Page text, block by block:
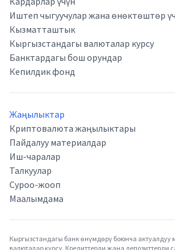
Иштеп чыгуучулар жана өнөктөштөр
Кызматташтык
Кыргызстандагы валюталар курсу
Банктардагы бош орундар
Кепилдик фонд
Жаңылыктар
Криптовалюта жаңылыктары
Пайдалуу материалдар
Иш-чаралар
Талкуулар
Суроо-жооп
Маалымдама
Кыргызстандагы банк өнүмдөрү боюнча актуалдуу
валюталар курсу. Кредиттерди жана депозиттерди